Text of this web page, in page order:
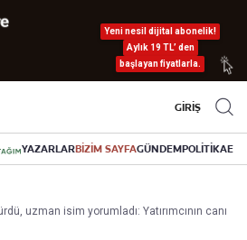
Yeni nesil dijital abonelik!
Aylık 19 TL’ den
başlayan fiyatlarla.
GİRİŞ
YAZARLARBİZİM SAYFAGÜNDEMPOLİTİKA
uzman isim yorumladı: Yatırımcının canı